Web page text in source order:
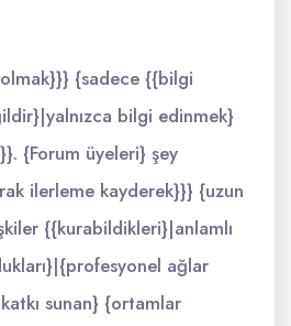
{sadece {{bilgi
bilgi edinmek}
{Forum üyeleri} şey
ilerleme kayderek}}} {uzun
{{kurabildikleri}|anlamlı
ağlar
sunan} {ortamlar